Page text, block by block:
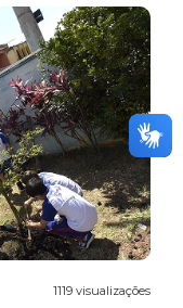
1119 visualizações